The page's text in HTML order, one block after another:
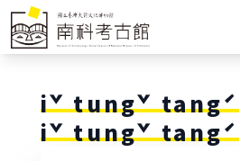
跳到主要內容
iˇ tungˇ tangˊ
iˇ tungˇ tangˊ